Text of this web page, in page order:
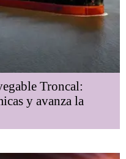
Troncal:
y avanza la